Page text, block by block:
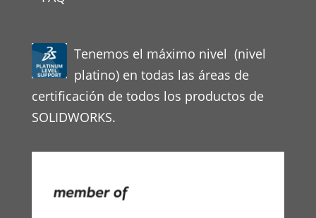
Tenemos el máximo nivel (nivel
platino) en todas las áreas de
certificación de todos los productos de
SOLIDWORKS.